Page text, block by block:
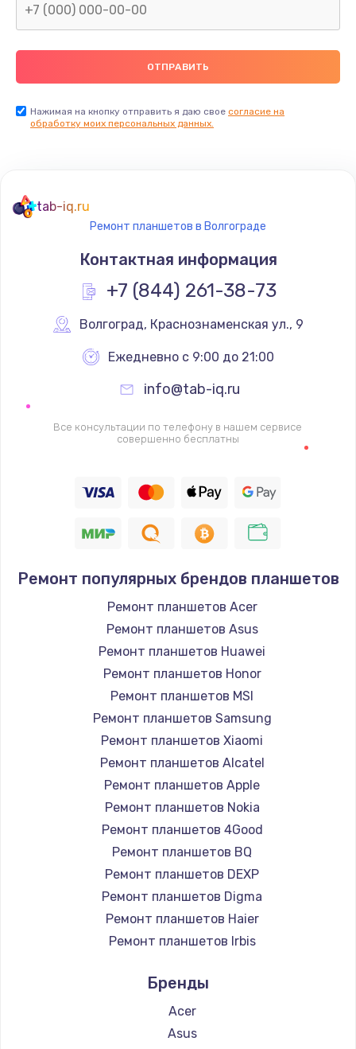
Замена термопасты
Заказать
Замена южного моста
2300 руб.
Заказать
Замена вебкамеры
1340 руб.
Заказать
Ремонт петель крышки
990 руб.
1260 руб.
Заказать
Замена шим-контроллера
3900 руб.
Заказать
Замена HDMI
1200 руб.
Установка драйверов
950 руб.
Замена жесткого диска
Заказать
Чистка от пыли
1330 руб.
Заказать
Нажимая на кнопку отправить я даю свое согласие на
обработку моих персональных данных.
tab-iq.ru
Ремонт планшетов в Волгограде
Контактная информация
+7 (844) 261-38-73
Волгоград, Краснознаменская ул., 9
Ежедневно с 9:00 до 21:00
info@tab-iq.ru
Все консультации по телефону в нашем сервисе
совершенно бесплатны
Ремонт популярных брендов планшетов
Ремонт планшетов Acer
Ремонт планшетов Asus
Ремонт планшетов Huawei
Ремонт планшетов Honor
Ремонт планшетов MSI
Ремонт планшетов Samsung
Ремонт планшетов Xiaomi
Ремонт планшетов Alcatel
Ремонт планшетов Apple
Ремонт планшетов Nokia
Ремонт планшетов 4Good
Ремонт планшетов BQ
Ремонт планшетов DEXP
Ремонт планшетов Digma
Ремонт планшетов Haier
Ремонт планшетов Irbis
Ремонт планшетов Microsoft
Ремонт планшетов BlackView
Ремонт планшетов Amazon
Бренды
Acer
Asus